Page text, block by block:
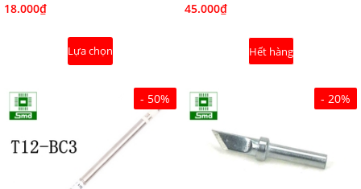
18.000₫
Lựa chọn
45.000₫
Hết hàng
- 50% - 20%